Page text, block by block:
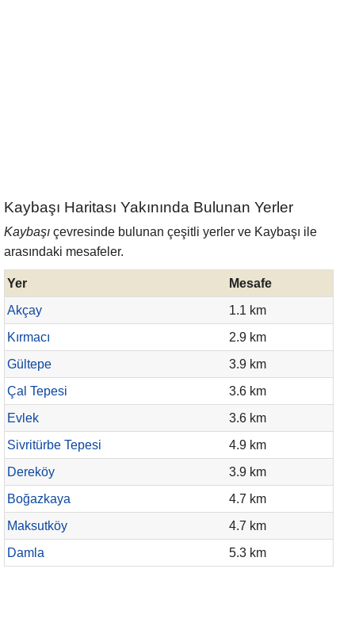
Kaybaşı Haritası Yakınında Bulunan Yerler
Kaybaşı çevresinde bulunan çeşitli yerler ve Kaybaşı ile
arasındaki mesafeler.
Yer
Mesafe
Akçay
1.1 km
Kırmacı
2.9 km
Gültepe
3.9 km
Çal Tepesi
3.6 km
Evlek
3.6 km
Sivritürbe Tepesi
4.9 km
Dereköy
3.9 km
Boğazkaya
4.7 km
Maksutköy
4.7 km
Damla
5.3 km